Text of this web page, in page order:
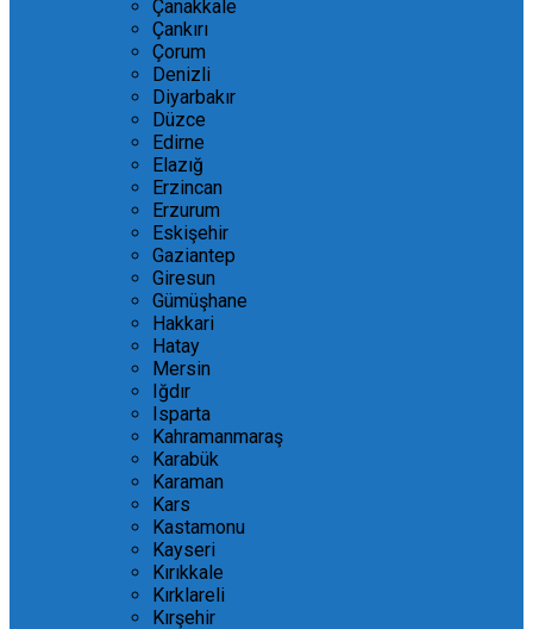
Çanakkale
Çankırı
Çorum
Denizli
Diyarbakır
Düzce
Edirne
Elazığ
Erzincan
Erzurum
Eskişehir
Gaziantep
Giresun
Gümüşhane
Hakkari
Hatay
Mersin
Iğdır
Isparta
Kahramanmaraş
Karabük
Karaman
Kars
Kastamonu
Kayseri
Kırıkkale
Kırklareli
Kırşehir